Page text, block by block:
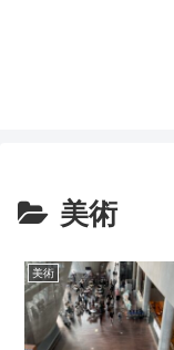
美術
美術